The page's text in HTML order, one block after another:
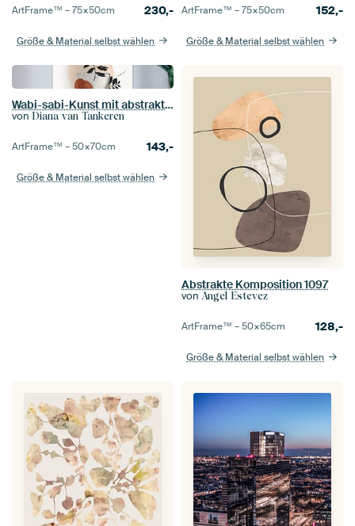
ArtFrame™ –75×50cm 230,-
Größe & Material selbst wählen
ArtFrame™ –75×50cm 152,-
Größe & Material selbst wählen
Wabi-sabi-Kunst mit abstrakten Formen
von Diana van Tankeren
ArtFrame™ –50×70cm 143,-
Größe & Material selbst wählen
Abstrakte Komposition 1097
von Angel Estevez
ArtFrame™ –50×65cm 128,-
Größe & Material selbst wählen